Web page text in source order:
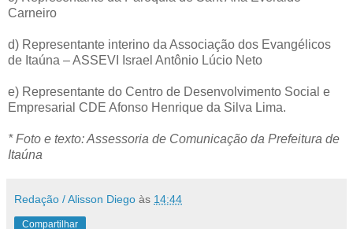
Carneiro
d) Representante interino da Associação dos Evangélicos
de Itaúna – ASSEVI Israel Antônio Lúcio Neto
e) Representante do Centro de Desenvolvimento Social e
Empresarial CDE Afonso Henrique da Silva Lima.
* Foto e texto: Assessoria de Comunicação da Prefeitura de
Itaúna
Redação / Alisson Diego às 14:44
Compartilhar